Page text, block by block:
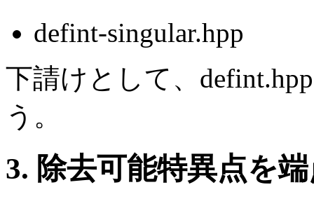
defint-singular.hpp
下請けとして、
う。
3. 除去可能特異点を